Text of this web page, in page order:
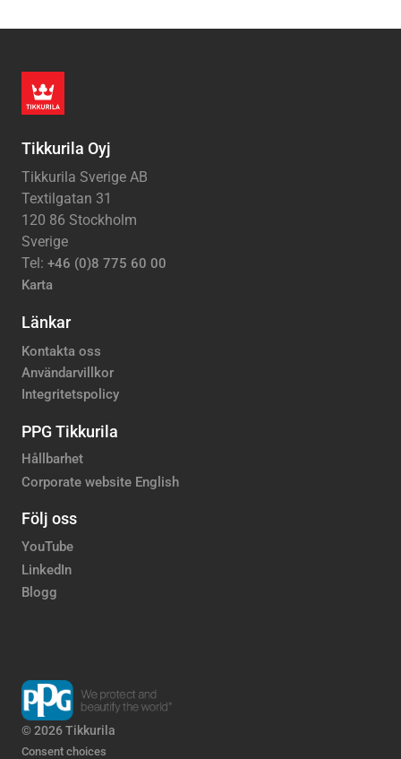
Tikkurila Oyj
Tikkurila Sverige AB
Textilgatan 31
120 86 Stockholm
Sverige
Tel: +46 (0)8 775 60 00
Karta
Länkar
Kontakta oss
Användarvillkor
Integritetspolicy
PPG Tikkurila
Hållbarhet
Corporate website English
Följ oss
YouTube
LinkedIn
Blogg
© 2026 Tikkurila
Consent choices